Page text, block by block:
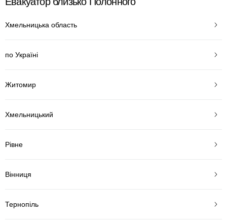
Хмельницька область
по Україні
Житомир
Хмельницький
Рівне
Вінниця
Тернопіль